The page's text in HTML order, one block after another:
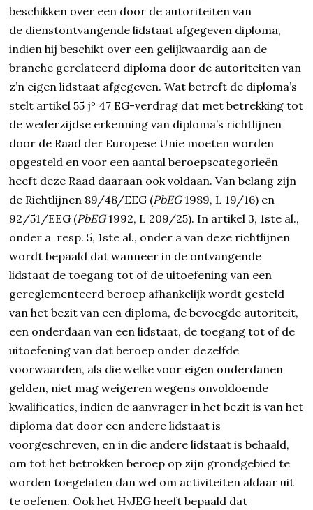
beschikken over een door de autoriteiten van
de dienstontvangende lidstaat afgegeven diploma,
indien hij beschikt over een gelijkwaardig aan de
branche gerelateerd diploma door de autoriteiten van
z’n eigen lidstaat afgegeven. Wat betreft de diploma’s
stelt artikel 55 jº 47 EG-verdrag dat met betrekking tot
de wederzijdse erkenning van diploma’s richtlijnen
door de Raad der Europese Unie moeten worden
opgesteld en voor een aantal beroepscategorieën
heeft deze Raad daaraan ook voldaan. Van belang zijn
de Richtlijnen 89/48/EEG (PbEG1989, L 19/16) en
92/51/EEG (PbEG1992, L 209/25). In artikel 3, 1ste al.,
onder a resp. 5, 1ste al., onder a van deze richtlijnen
wordt bepaald dat wanneer in de ontvangende
lidstaat de toegang tot of de uitoefening van een
gereglementeerd beroep afhankelijk wordt gesteld
van het bezit van een diploma, de bevoegde autoriteit,
een onderdaan van een lidstaat, de toegang tot of de
uitoefening van dat beroep onder dezelfde
voorwaarden, als die welke voor eigen onderdanen
gelden, niet mag weigeren wegens onvoldoende
kwalificaties, indien de aanvrager in het bezit is van het
diploma dat door een andere lidstaat is
voorgeschreven, en in die andere lidstaat is behaald,
om tot het betrokken beroep op zijn grondgebied te
worden toegelaten dan wel om activiteiten aldaar uit
te oefenen. Ook het HvJEG heeft bepaald dat